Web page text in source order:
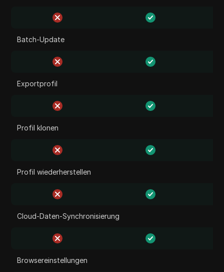
Batch-Update
Exportprofil
Profil klonen
Profil wiederherstellen
Cloud-Daten-Synchronisierung
Browsereinstellungen